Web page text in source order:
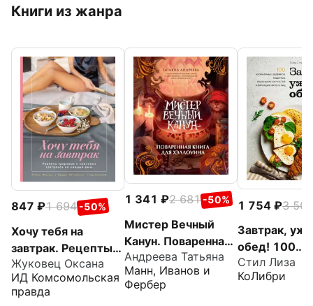
Книги из жанра
847 1 694 -50%
Хочу тебя на
завтрак. Рецепты
красивых и
здоровых
завтраков на
Жуковец Оксана
ИД Комсомольская
правда
1 341 2 681 -50%
Мистер Вечный
Канун. Поваренная
книга для
Хэллоуина
Андреева Татьяна
Манн, Иванов и
Фербер
1 754
3 507
Завтрак,
обед! 100
кулинарных
шедевров,
Стил Лиза
КоЛибри